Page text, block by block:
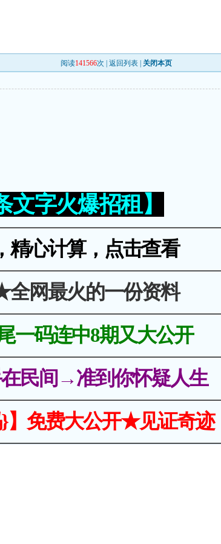
阅读141566次 |返回列表 关闭本页
文字火爆招租】
精心计算，点击查看
网最火的一份资料
一码连中8期又大公开
民间→准到你怀疑人生
免费大公开★见证奇迹